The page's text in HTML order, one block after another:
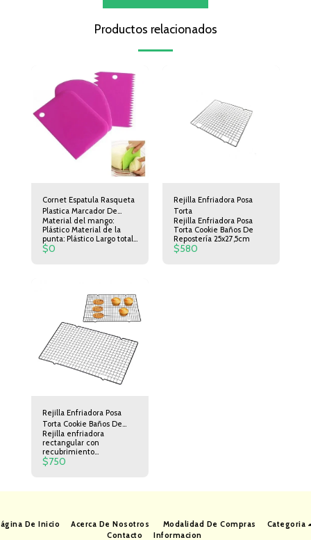
Productos relacionados
Cornet Espatula Rasqueta
Plastica Marcador De
Tortas Set X 3 Reposteria
Pasteleria
Material del mango:
Plástico Material de la
punta: Plástico Largo total:
11.5 cm
$0
Rejilla Enfriadora Posa
Torta
Rejilla Enfriadora Posa
Torta Cookie Baños De
Repostería 25x27,5cm
$580
Rejilla Enfriadora Posa
Torta Cookie Baños De
Repostería 25x40cm
Rejilla enfriadora
rectangular con
recubrimiento
antiadherente con patitas.
$750
De Inicio Acerca De Nosotros Modalidad De Compras
Categoria
Contacto
Informacion